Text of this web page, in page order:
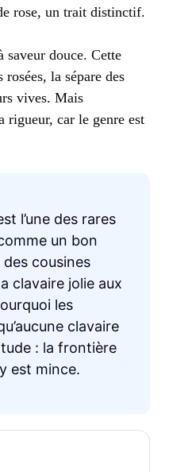
rose, un trait distinctif.
saveur douce. Cette
la sépare des
vives. Mais
rigueur, car le genre est
l’une des rares
un bon
cousines
clavaire jolie aux
les
clavaire
: la frontière
est mince.